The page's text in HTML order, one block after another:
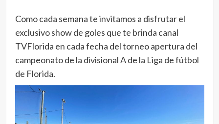
Como cada semana te invitamos a disfrutar el
exclusivo show de goles que te brinda canal
TVFlorida en cada fecha del torneo apertura del
campeonato de la divisional A de la Liga de fútbol
de Florida.